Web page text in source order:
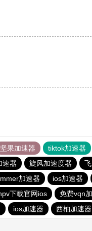
坚果加速器 tiktok加速器
速器 旋风加速度器
加速器 ios加速器
下载官网ios 免费vqn
ios加速器 西柚加速器